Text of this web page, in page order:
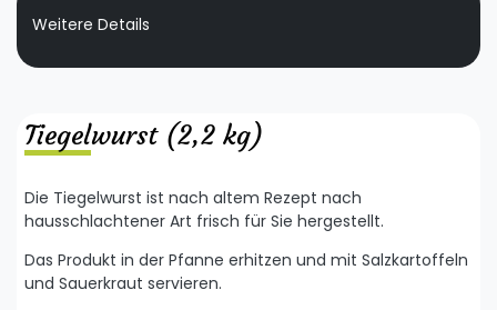
Weitere Details
Tiegelwurst (2,2 kg)
Die Tiegelwurst ist nach altem Rezept nach
hausschlachtener Art frisch für Sie hergestellt.
Das Produkt in der Pfanne erhitzen und mit Salzkartoffeln
und Sauerkraut servieren.